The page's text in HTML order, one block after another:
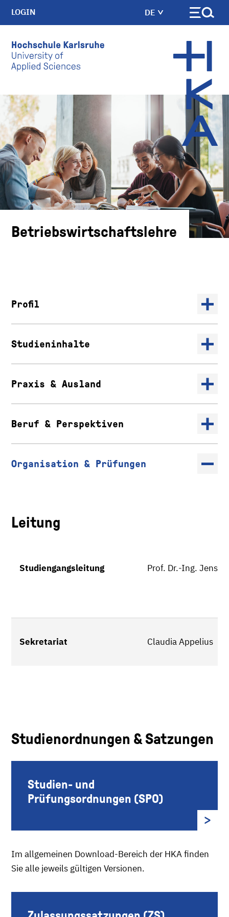
Skip to main content
DE
LOGIN
Betriebswirtschaftslehre
Profil
Studieninhalte
Praxis & Ausland
Beruf & Perspektiven
Organisation & Prüfungen
Leitung
Studiengangsleitung Prof. Dr.-Ing. Jens
Sekretariat Claudia Appelius
Studienordnungen & Satzungen
Studien- und
Prüfungsordnungen (SPO)
Im allgemeinen Download-Bereich der HKA finden
Sie alle jeweils gültigen Versionen.